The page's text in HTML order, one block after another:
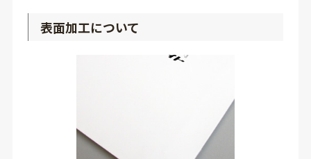
表面加工について